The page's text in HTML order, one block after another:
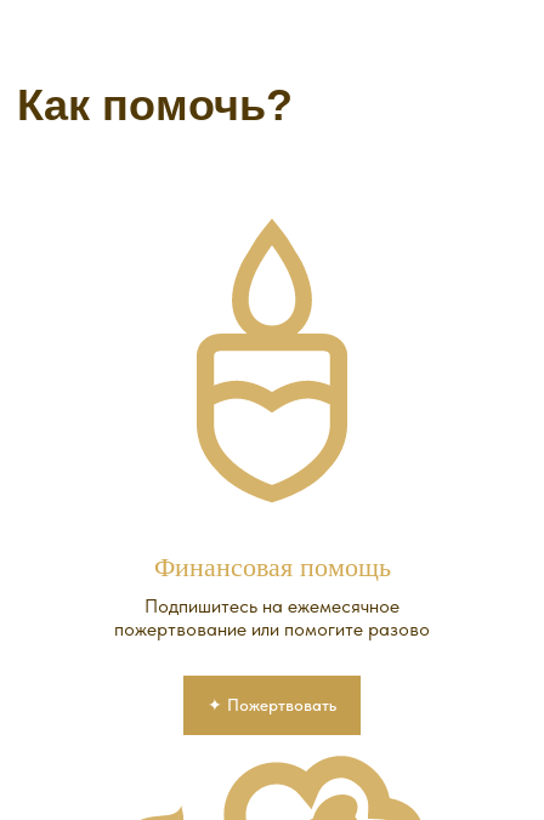
Финансовая помощь
Подпишитесь на ежемесячное
пожертвование или помогите разово
✦ Пожертвовать